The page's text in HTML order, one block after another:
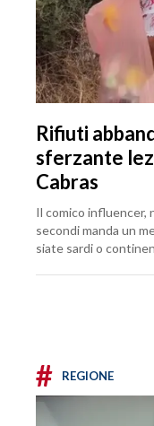
Rifiuti
sferzante
Cabras
Il comico influencer,
secondi manda un
siate sardi o
# REGIONE